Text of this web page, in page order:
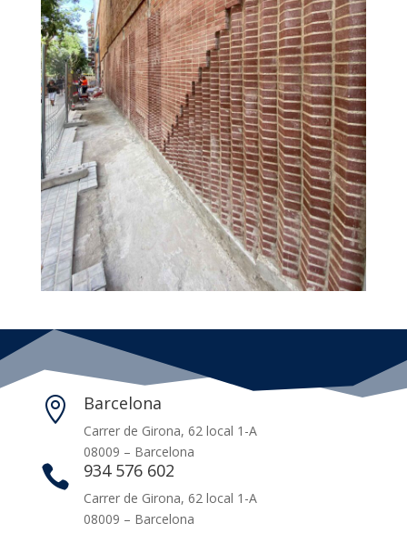
 Barcelona
Carrer de Girona, 62 local 1-A
08009 – Barcelona
 934 576 602
Carrer de Girona, 62 local 1-A
08009 – Barcelona